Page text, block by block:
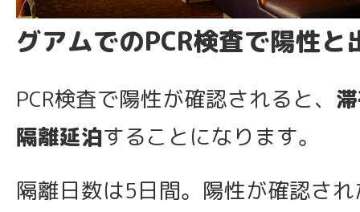
グアムでのPCR検査で陽性と
PCR検査で陽性が確認されると、
隔離延泊することになります。
隔離日数は5日間。陽性が確認さ